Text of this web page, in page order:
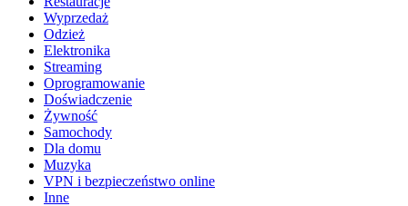
Wyprzedaż
Odzież
Elektronika
Streaming
Oprogramowanie
Doświadczenie
Żywność
Samochody
Dla domu
Muzyka
VPN i bezpieczeństwo online
Inne